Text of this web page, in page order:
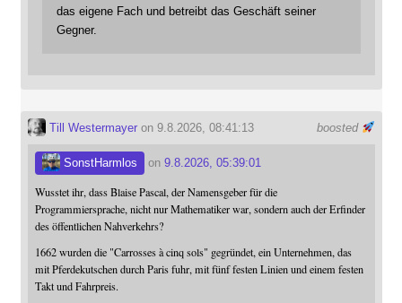
das eigene Fach und betreibt das Geschäft seiner
Gegner.
boosted
Till Westermayeron 9.8.2026, 08:41:13
SonstHarmlos on 9.8.2026, 05:39:01
Wusstet ihr, dass Blaise Pascal, der Namensgeber für die
Programmiersprache, nicht nur Mathematiker war, sondern auch der Erfinder
des öffentlichen Nahverkehrs?
1662 wurden die "Carrosses à cinq sols" gegründet, ein Unternehmen, das
mit Pferdekutschen durch Paris fuhr, mit fünf festen Linien und einem festen
Takt und Fahrpreis.